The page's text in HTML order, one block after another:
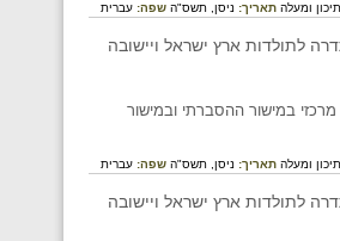
תיכון ומעלה תאריך: ניסן, תשס"ה שפה: עברית
במישור ההסברתי ובמישור
תיכון ומעלה תאריך: ניסן, תשס"ה שפה: עברית